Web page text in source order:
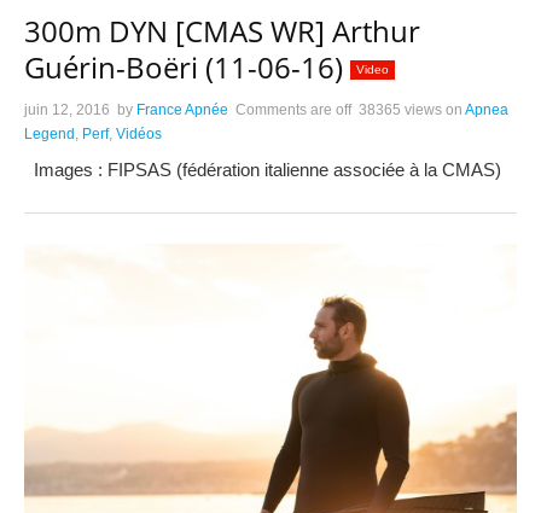
300m DYN [CMAS WR] Arthur
Guérin-Boëri (11-06-16)
Video
juin 12, 2016 by France Apnée Comments are off 38365 views on Apnea
Legend, Perf, Vidéos
Images : FIPSAS (fédération italienne associée à la CMAS)